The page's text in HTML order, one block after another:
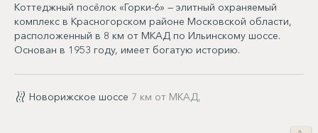
Коттеджный посёлок «Горки-6» — элитный охраняемый
комплекс в Красногорском районе Московской области,
расположенный в 8 км от МКАД по Ильинскому шоссе.
Основан в 1953 году, имеет богатую историю.
Новорижское шоссе 7 км от МКАД,